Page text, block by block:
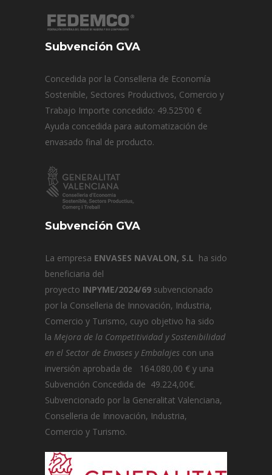
Subvención GVA
Concedida por la Conselleria de Economía
Sostenible, Sectores Productivos, Comercio y
Trabajo Importe concedido: 49.525’00 €
Ayuda concedida para automatización de
envasado final de producto.
Subvención GVA
La empresa ENVASES NAVALON, S.L ha sido
beneficiaria del
proyecto INPYME/2024/69 subvencionado
por la Conselleria de Innovación, Industria,
Comercio y Turismo, cuyo objetivo ha sido
la Mejora de la Competitividad y Sostenibilidad
en el Sector de Envases y Embalajes con una
inversión aprobada de 164.080,00 € y una
Subvención Concedida de 49.224,00€.
Subvencionado por la Generalitat Valenciana,
Conselleria de Innovación, Industria,
Comercio y Turismo.